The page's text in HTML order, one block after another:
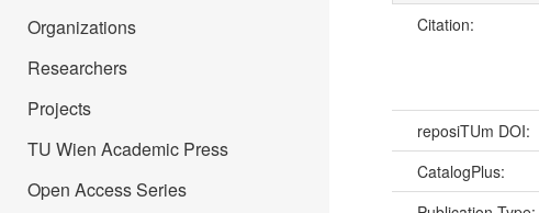
Organizations
Researchers
Projects
TU Wien Academic Press
Open Access Series
Citation:
reposiTUm DOI:
CatalogPlus: